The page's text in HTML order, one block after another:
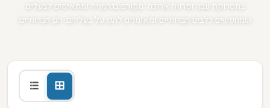
בתסרוקת עבה ופרווה ארוכה. מקורם בגרמניה ומתאימים לבעלים
שמחפשים כלבים חברותיים ומאומנים להגן על בעליהם. הם חברותיים